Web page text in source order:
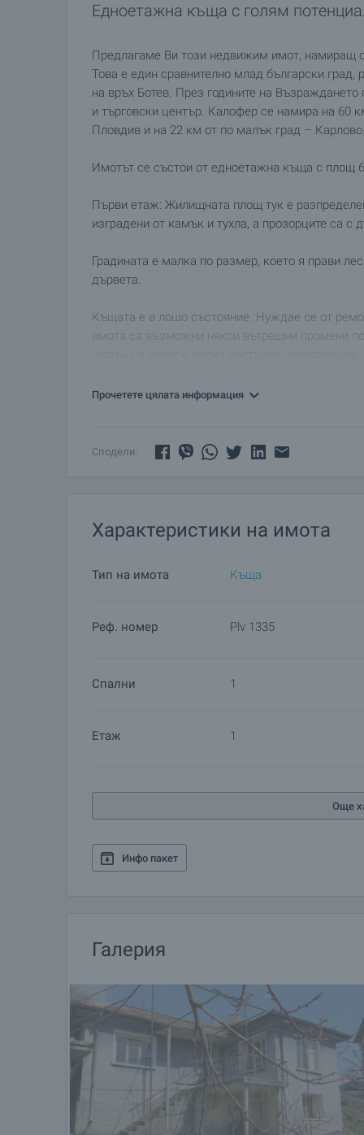
Едноетажна къща с голям
Предлагаме Ви този недвижим имот, намиращ
Това е един сравнително млад български
на връх Ботев. През годините на
и търговски център. Калофер се намира на 60
Пловдив и на 22 км от по малък град –
Имотът се състои от едноетажна къща с площ
Първи етаж: Жилищната площ тук е
изградени от камък и тухла, а прозорците са с
Градината е малка по размер, което я прави
дървета.
Къщата е в лошо състояние. Нуждае се от
имота са възможни някои вътрешни промени
Самият град предлага много удобства за
туризъм, планинарство, лов и риболов.
Прочетете цялата информация
Сподели:
Характеристики на имота
Тип на имота Къща
Реф. номер Plv 1335
Спални 1
Етаж 1
Още
Инфо пакет
Галерия